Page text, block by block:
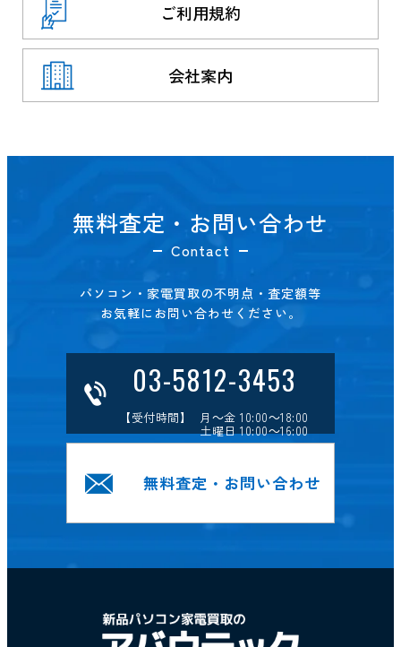
ご利用規約
会社案内
無料査定・お問い合わせ
Contact
パソコン・家電買取の不明点・査定額等
お気軽にお問い合わせください。
03-5812-3453
【受付時間】 月～金 10:00～18:00
土曜日 10:00～16:00
無料査定・お問い合わせ